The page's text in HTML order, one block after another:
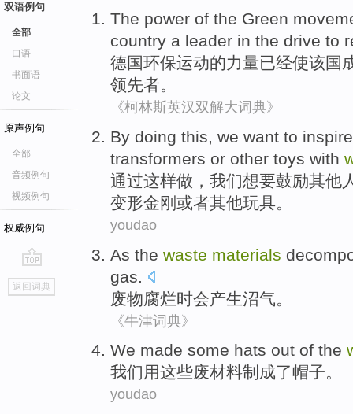
双语例句
全部
口语
书面语
论文
原声例句
全部
音频例句
视频例句
权威例句
go
top
返回词典
The power of the Green
country a leader in the drive to
德国环保运动的力量已经使该国
领先者。
《柯林斯英汉双解大词典》
By doing this, we want to inspire
transformers or other toys with
通过这样做， 我们想要鼓励其他
变形金刚 或者其他玩具。
youdao
As the waste materials
gas
废物腐烂时会产生沼气 。
《牛津词典》
We made some hats out of the
我们用这些废材料制成了帽子。
youdao